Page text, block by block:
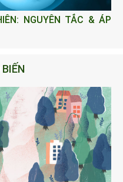
NGUYÊN TẮC & ÁP